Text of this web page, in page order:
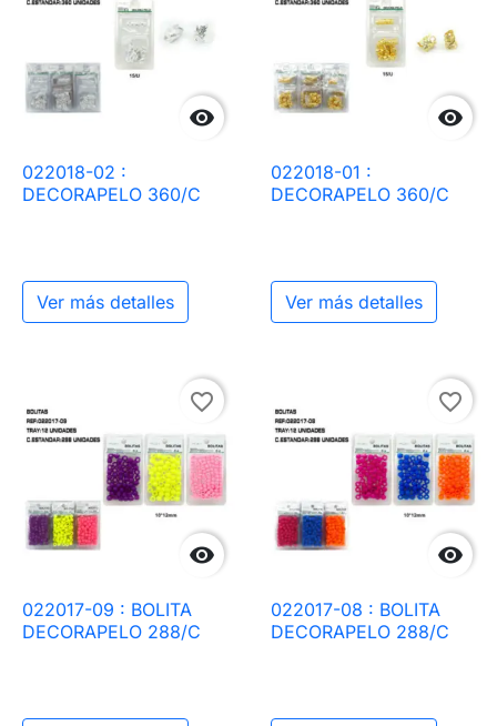

022018-02 :
DECORAPELO 360/C
Ver más detalles

022018-01 :
DECORAPELO 360/C
Ver más detalles

favorite_border
022017-09 : BOLITA
DECORAPELO 288/C

favorite_border
022017-08 : BOLITA
DECORAPELO 288/C